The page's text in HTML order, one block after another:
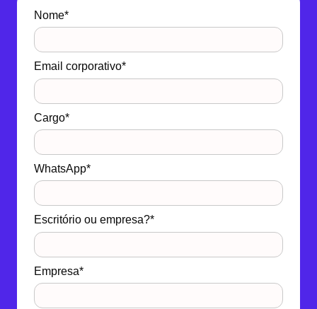
Nome*
Email corporativo*
Cargo*
WhatsApp*
Escritório ou empresa?*
Empresa*